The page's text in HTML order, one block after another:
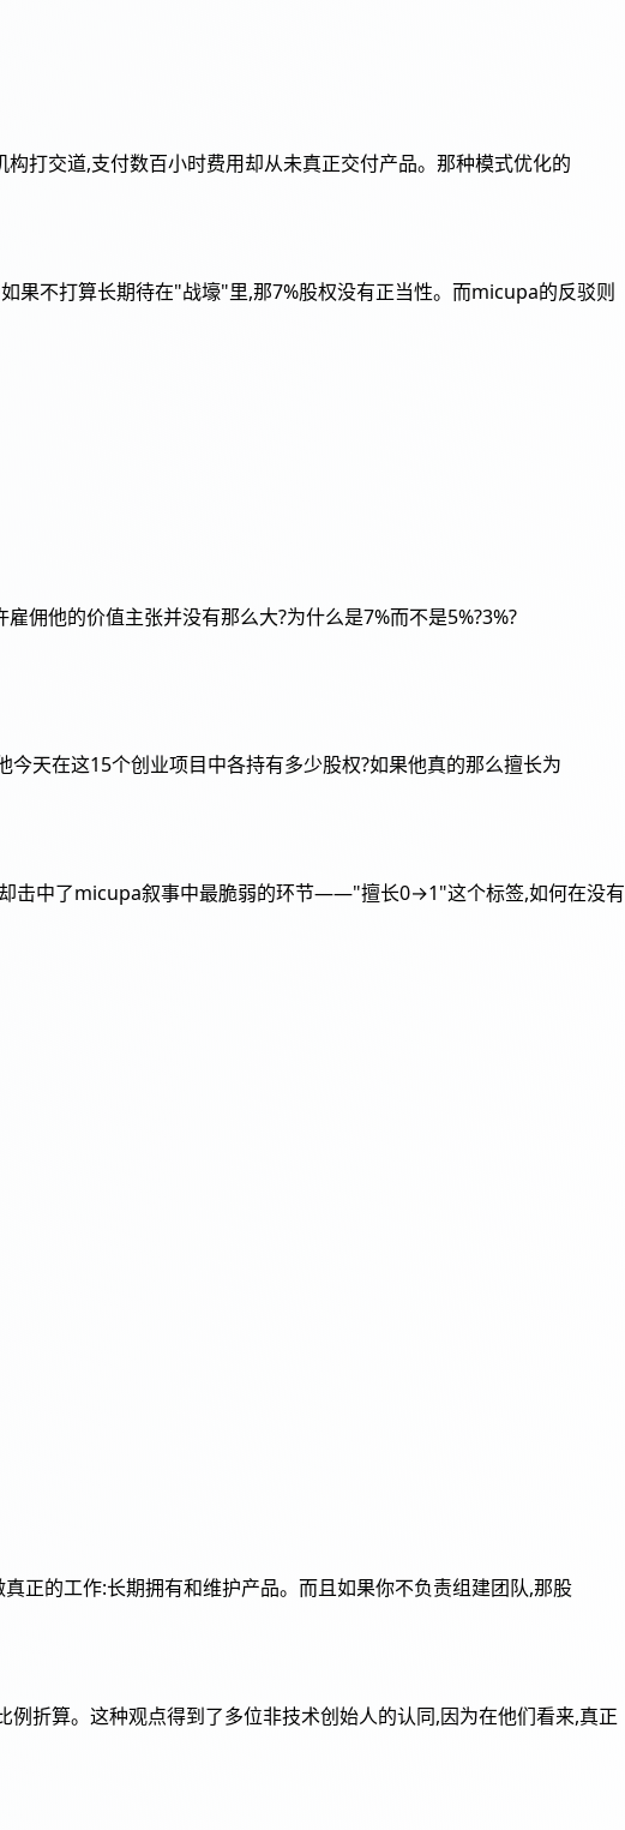
打交道,支付数百小时费用却从未真正交付产品。那种模式优化的
果不打算长期待在"战壕"里,那7%股权没有正当性。而micupa的反驳则
佣他的价值主张并没有那么大?为什么是7%而不是5%?3%?
天在这15个创业项目中各持有多少股权?如果他真的那么擅长为
击中了micupa叙事中最脆弱的环节——"擅长0→1"这个标签,如何在没有
的工作:长期拥有和维护产品。而且如果你不负责组建团队,那股
折算。这种观点得到了多位非技术创始人的认同,因为在他们看来,真正